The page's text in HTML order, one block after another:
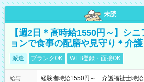
未読
【週2日＊高時給1550円～】シ
ョンで食事の配膳や見守り＊介護
派遣 ブランクOK WEB登録・面接OK
給与
経験者時給1550円～ 介護福祉士時